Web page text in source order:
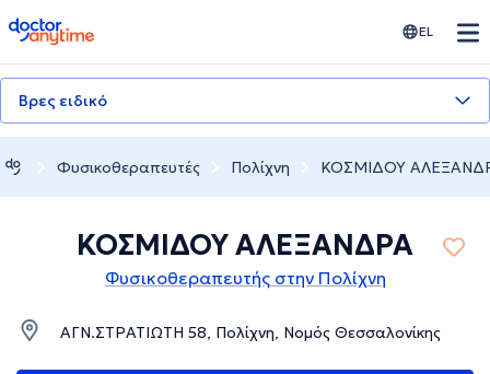
doctoranytime EL
Βρες ειδικό
Φυσικοθεραπευτές Πολίχνη ΚΟΣΜΙΔΟΥ
ΚΟΣΜΙΔΟΥ ΑΛΕΞΑΝΔΡΑ
Φυσικοθεραπευτής στην Πολίχνη
ΑΓΝ.ΣΤΡΑΤΙΩΤΗ 58, Πολίχνη, Νομός Θεσσαλονίκης